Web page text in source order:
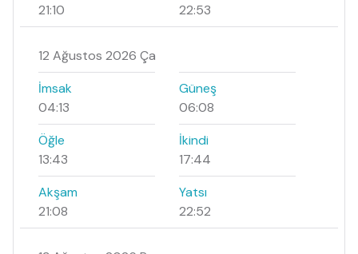
21:10
22:53
12 Ağustos 2026 Ça
İmsak
04:13
Güneş
06:08
Öğle
13:43
İkindi
17:44
Akşam
21:08
Yatsı
22:52